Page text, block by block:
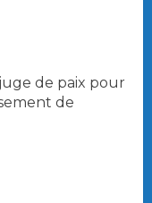
de paix pour
de